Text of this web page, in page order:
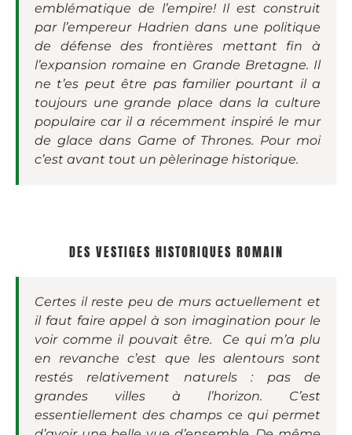
emblématique de l’empire! Il est construit
par l’empereur Hadrien dans une politique
de défense des frontières mettant fin à
l’expansion romaine en Grande Bretagne. Il
ne t’es peut être pas familier pourtant il a
toujours une grande place dans la culture
populaire car il a récemment inspiré le mur
de glace dans Game of Thrones. Pour moi
c’est avant tout un pèlerinage historique.
DES VESTIGES HISTORIQUES ROMAIN
Certes il reste peu de murs actuellement et
il faut faire appel à son imagination pour le
voir comme il pouvait être. Ce qui m’a plu
en revanche c’est que les alentours sont
restés relativement naturels : pas de
grandes villes à l’horizon. C’est
essentiellement des champs ce qui permet